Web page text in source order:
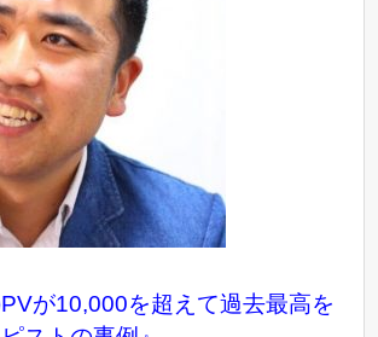
PVが10,000を超えて過去最高を